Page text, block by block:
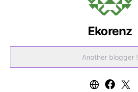
Ekorenz
Another blogger !